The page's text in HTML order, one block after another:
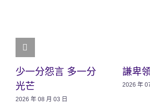
少一分怨言 多一分
光芒
2026 年 08 月 03 日
謙卑
2026 年